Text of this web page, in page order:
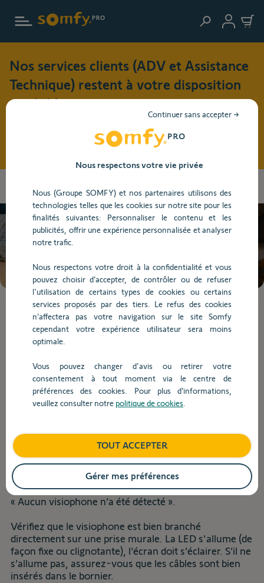
Nos services clients (ADV et Assistance
Technique) restent à votre disposition
cet été !
Pendant cette période de vacances (du 3 au 17 août 2026),
nos horaires d'ouverture seront modifiés : du lundi au jeudi
: 8h30 - 17h30 et le vendredi : 8h30 - 16h30
redirigé
description
détaillée
question.
Dépannage
Besoin d’aide ?
Lorsque
valeurs
barre
des
suggestions
s'affichent
automatiquement
pour
faciliter
sélection.
Dépannage
Retour
Que faire si je rencontre l’erreur :
détecté » ?
L’installation du visiophone connecté n’aboutit pas,
vous êtes bloqué(e), car vous rencontrez le message :
« Aucun visiophone n’a été détecté ».
Vérifiez que le visiophone est bien branché
directement sur une prise murale. La LED s'allume (de
façon fixe ou clignotante), l’écran doit s’éclairer. S’il ne
s’allume pas, assurez-vous que les câbles sont bien
insérés dans le bornier.
Nous respectons votre vie privée
Nous (Groupe SOMFY) et nos partenaires utilisons des
technologies telles que les cookies sur notre site pour les
finalités suivantes: Personnaliser le contenu et les
publicités, offrir une expérience personnalisée et analyser
notre trafic.
Nous respectons votre droit à la confidentialité et vous
pouvez choisir d’accepter, de contrôler ou de refuser
l'utilisation de certains types de cookies ou certains
services proposés par des tiers. Le refus des cookies
n’affectera pas votre navigation sur le site Somfy
cependant votre expérience utilisateur sera moins
optimale.
Vous pouvez changer d'avis ou retirer votre
consentement à tout moment via le centre de
préférences des cookies. Pour plus d’informations,
veuillez consulter notre politique de cookies
Continuer sans accepter →
TOUT ACCEPTER
Gérer mes préférences